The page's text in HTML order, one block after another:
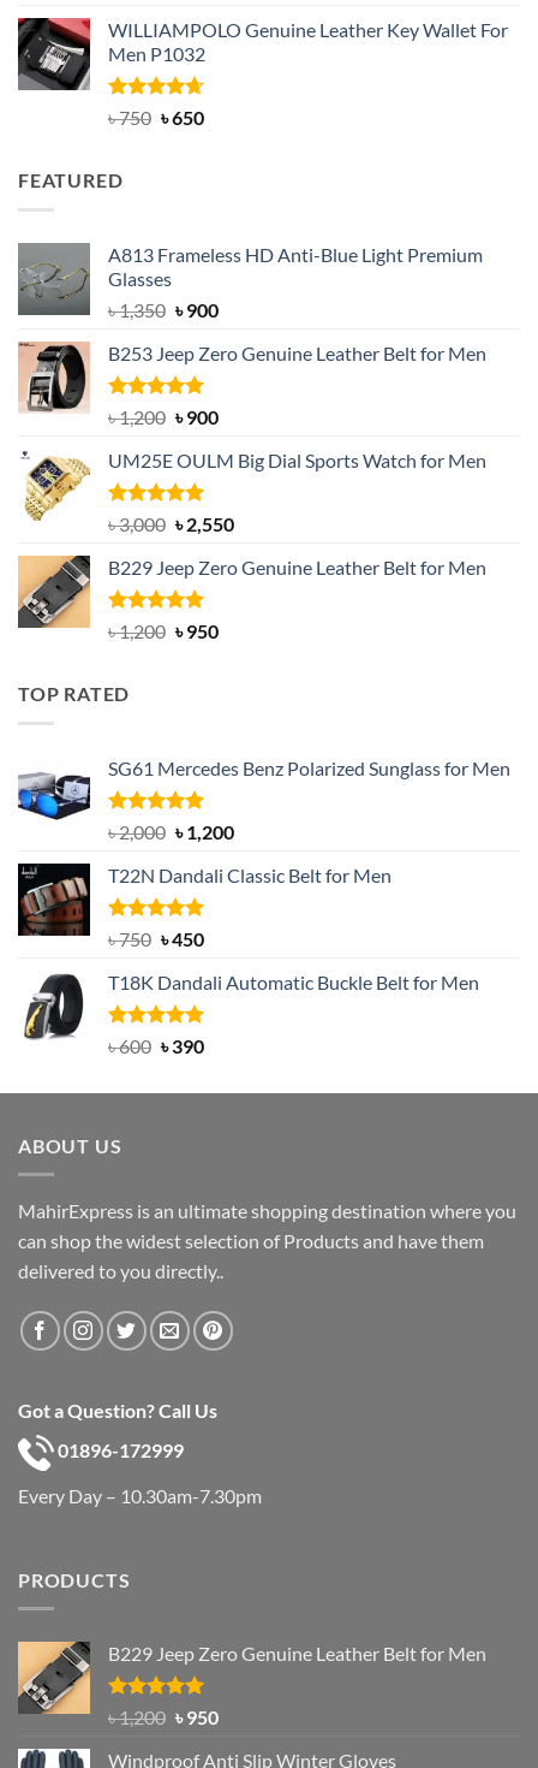
was:
৳ 950.
is:
৳ 699.
WILLIAMPOLO Genuine Leather Key Wallet For
Men P1032
Rated4.63
৳750 Original
৳650Current
FEATURED
A813 Frameless HD Anti-Blue Light Premium
Glasses
৳1,350 Original
was:
৳ 1,350.
৳900Current
is:
B253 Jeep Zero Genuine Leather Belt for Men
Rated5.00
out of 5
৳1,200 Original
was:
৳ 1,200.
৳900Current
is:
UM25E OULM Big Dial Sports Watch for Men
Rated5.00
out of 5
৳3,000 Original
was:
৳ 3,000.
৳2,550Current
is:
B229 Jeep Zero Genuine Leather Belt for Men
Rated4.92
out of 5
৳1,200 Original
৳950Current
TOP RATED
SG61 Mercedes Benz Polarized Sunglass for Men
Rated5.00
out of 5
৳2,000 Original
was:
৳ 2,000.
৳1,200Current
is:
T22N Dandali Classic Belt for Men
Rated5.00
৳750 Original
was:
৳ 750.
৳450Current
is:
৳ 450.
T18K Dandali Automatic Buckle Belt for Men
Rated5.00
৳600 Original
was:
৳390Current
is:
ABOUT US
MahirExpress is an ultimate shopping destination where you
can shop the widest selection of Products and have them
delivered to you directly..
Got a Question? Call Us
01896-172999
Every Day – 10.30am-7.30pm
PRODUCTS
B229 Jeep Zero Genuine Leather Belt for Men
Rated4.92
out of 5
৳1,200 Original
৳950Current
Windproof Anti Slip Winter Gloves